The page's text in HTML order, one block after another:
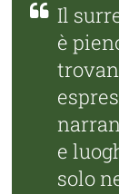
Il
è
e
solo